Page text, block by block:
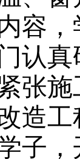
容
认
张
造
子